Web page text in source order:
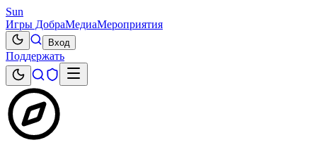
Sun
Игры ДобраМедиаМероприятия
Вход
Поддержать